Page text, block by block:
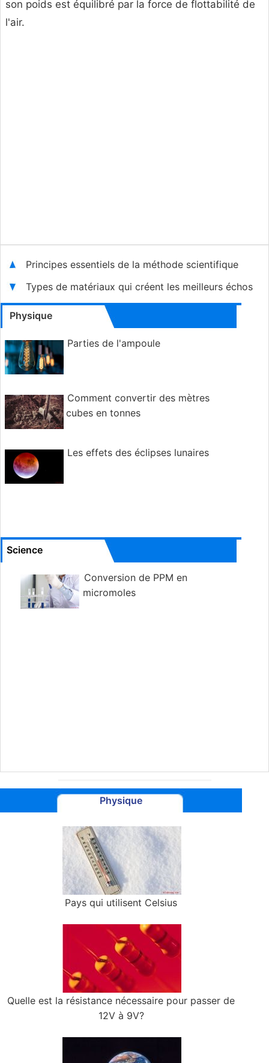
son poids est équilibré par la force de flottabilité de
l'air.
Principes essentiels de la méthode scientifique
Types de matériaux qui créent les meilleurs échos
Physique
Parties de l'ampoule
Comment convertir des mètres
cubes en tonnes
Les effets des éclipses lunaires
Science
Conversion de PPM en
micromoles
Physique
Pays qui utilisent Celsius
Quelle est la résistance nécessaire pour passer de
12V à 9V?